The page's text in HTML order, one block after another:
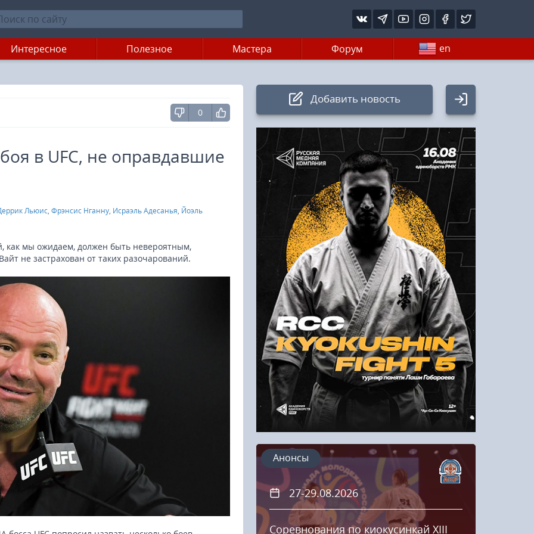
Интересное Полезное Мастера Форум en
0
в UFC, не оправдавшие
Льюис, Фрэнсис Нганну, Исраэль Адесанья, Йоэль
как мы ожидаем, должен быть невероятным,
не застрахован от таких разочарований.
Добавить новость
Авторизация
Логин:
Пароль
Войти
Напомнить пароль
Регистрация
16.08.2026
RCC Kyokushin Fight 5
27-29.08.2026
Соревнования по киокусинкай XIII
Анонсы